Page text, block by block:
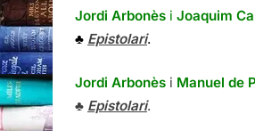
Jordi Arbonès i Joaquim
♣ Epistolari.
Jordi Arbonès i Manuel de
♣ Epistolari.